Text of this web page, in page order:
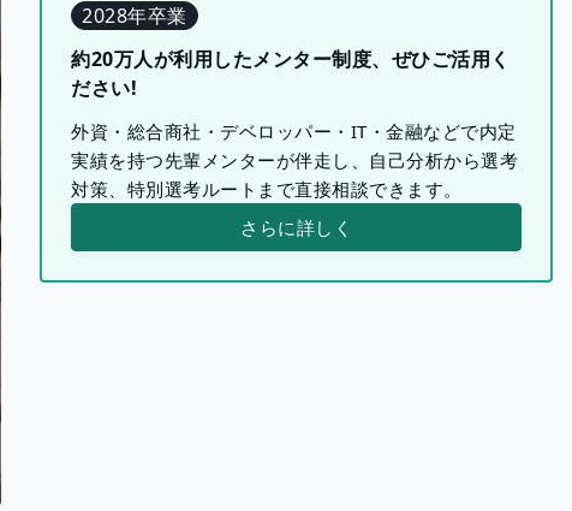
2028年卒業
約20万人が利用したメンター制度、ぜひご活用く
ださい!
外資・総合商社・デベロッパー・IT・金融などで内定
実績を持つ先輩メンターが伴走し、自己分析から選考
対策、特別選考ルートまで直接相談できます。
さらに詳しく